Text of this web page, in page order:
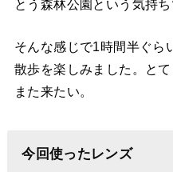
とう森林公園という気持
そんな感じで1時間半ぐら
散歩を楽しみました。と
また来たい。
今回使ったレンズ